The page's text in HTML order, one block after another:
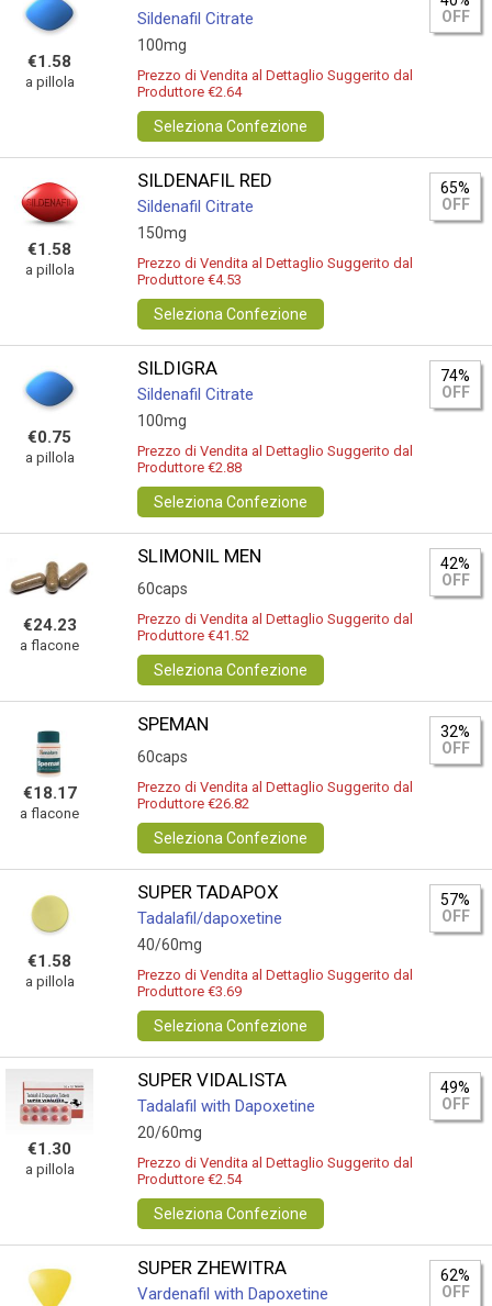
€1.58
a pillola
Sildenafil Citrate
100mg
OFF
Prezzo di Vendita al Dettaglio Suggerito dal
Produttore €2.64
Seleziona Confezione
€1.58
a pillola
SILDENAFIL RED
Sildenafil Citrate
150mg
65%
OFF
Prezzo di Vendita al Dettaglio Suggerito dal
Produttore €4.53
Seleziona Confezione
€0.75
a pillola
SILDIGRA
Sildenafil Citrate
100mg
74%
OFF
Prezzo di Vendita al Dettaglio Suggerito dal
Produttore €2.88
Seleziona Confezione
€24.23
a flacone
SLIMONIL MEN
60caps
42%
OFF
Prezzo di Vendita al Dettaglio Suggerito dal
Produttore €41.52
Seleziona Confezione
€18.17
a flacone
SPEMAN
60caps
32%
OFF
Prezzo di Vendita al Dettaglio Suggerito dal
Produttore €26.82
Seleziona Confezione
€1.58
a pillola
SUPER TADAPOX
Tadalafil/dapoxetine
40/60mg
57%
OFF
Prezzo di Vendita al Dettaglio Suggerito dal
Produttore €3.69
Seleziona Confezione
€1.30
a pillola
SUPER VIDALISTA
Tadalafil with Dapoxetine
20/60mg
49%
OFF
Prezzo di Vendita al Dettaglio Suggerito dal
Produttore €2.54
Seleziona Confezione
SUPER ZHEWITRA
Vardenafil with Dapoxetine
62%
OFF